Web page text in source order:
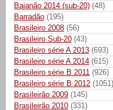
Baianão 2014 (sub-20) (48)
Barradão (195)
Brasileiro 2008 (56)
Brasileiro Sub-20 (43)
Brasileiro série A 2013 (693)
Brasileiro série A 2014 (615)
Brasileiro série B 2011 (926)
Brasileiro série B 2012 (1051)
Brasileirão 2009 (145)
Brasileirão 2010 (331)